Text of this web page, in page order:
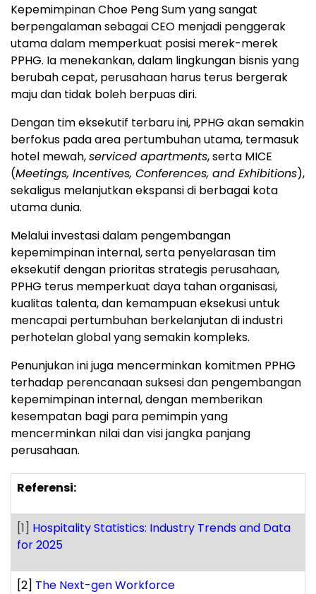
Kepemimpinan Choe Peng Sum yang sangat
berpengalaman sebagai CEO menjadi penggerak
utama dalam memperkuat posisi merek-merek
PPHG. Ia menekankan, dalam lingkungan bisnis yang
berubah cepat, perusahaan harus terus bergerak
maju dan tidak boleh berpuas diri.
Dengan tim eksekutif terbaru ini, PPHG akan semakin
berfokus pada area pertumbuhan utama, termasuk
hotel mewah,serviced apartments, serta MICE
(Meetings, Incentives, Conferences, and Exhibitions),
sekaligus melanjutkan ekspansi di berbagai kota
utama dunia.
Melalui investasi dalam pengembangan
kepemimpinan internal, serta penyelarasan tim
eksekutif dengan prioritas strategis perusahaan,
PPHG terus memperkuat daya tahan organisasi,
kualitas talenta, dan kemampuan eksekusi untuk
mencapai pertumbuhan berkelanjutan di industri
perhotelan global yang semakin kompleks.
Penunjukan ini juga mencerminkan komitmen PPHG
terhadap perencanaan suksesi dan pengembangan
kepemimpinan internal, dengan memberikan
kesempatan bagi para pemimpin yang
mencerminkan nilai dan visi jangka panjang
perusahaan.
Referensi:
[1] Hospitality Statistics: Industry Trends and Data
for 2025
[2] The Next-gen Workforce